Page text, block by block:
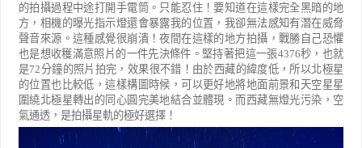
的拍攝過程中途打開手電筒。只能忍住！要知道在這樣完全黑暗的地
方，相機的曝光指示燈還會暴露我的位置，我卻無法感知有潛在威脅
聲音來源。這種感覺很崩潰！夜間在這樣的地方拍攝，戰勝自己恐懼
也是想收穫滿意照片的一件先決條件。堅持著把這一張4376秒，也就
是72分鐘的照片拍完，效果很不錯！由於西藏的緯度低，所以北極星
的位置也比較低，這樣構圖時候，可以更好地將地面前景和天空星星
圍繞北極星轉出的同心圓完美地結合並體現。而西藏無燈光污染，空
氣通透，是拍攝星軌的極好選擇！